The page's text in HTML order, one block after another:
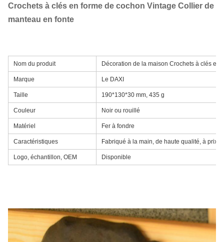
Crochets à clés en forme de cochon Vintage Collier de
manteau en fonte
Nom du produit Décoration de la maison Crochets à clés
Marque Le DAXI
Taille 190*130*30 mm, 435 g
Couleur Noir ou rouillé
Matériel Fer à fondre
Caractéristiques Fabriqué à la main, de haute qualité, à prix
Logo, échantillon, OEM Disponible